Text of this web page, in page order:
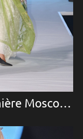
СРМ — Collection Première Moscow (CPM Коллекция Примьер Москва)